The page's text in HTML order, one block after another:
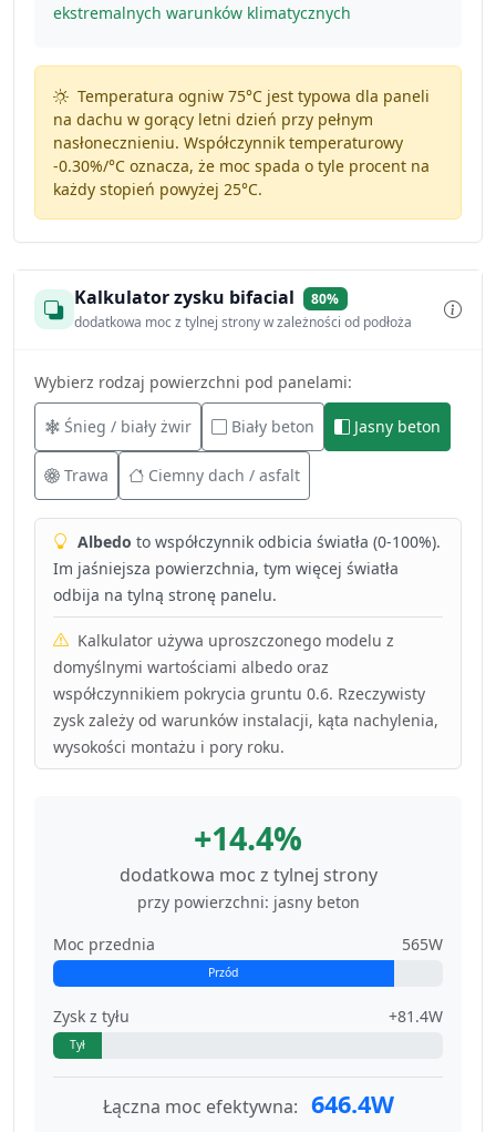
ekstremalnych warunków klimatycznych
Temperatura ogniw 75°C jest typowa dla paneli
na dachu w gorący letni dzień przy pełnym
nasłonecznieniu. Współczynnik temperaturowy
-0.30%/°Coznacza, że moc spada o tyle procent na
każdy stopień powyżej 25°C.
Kalkulator zysku bifacial
80%
dodatkowa moc z tylnej strony w zależności od podłoża
Wybierz rodzaj powierzchni pod panelami:
Śnieg / biały żwir Biały beton Jasny beton
Trawa Ciemny dach / asfalt
Albedo to współczynnik odbicia światła (0-100%).
Im jaśniejsza powierzchnia, tym więcej światła
odbija na tylną stronę panelu.
Kalkulator używa uproszczonego modelu z
domyślnymi wartościami albedo oraz
współczynnikiem pokrycia gruntu 0.6. Rzeczywisty
zysk zależy od warunków instalacji, kąta nachylenia,
wysokości montażu i pory roku.
+14.4%
dodatkowa moc z tylnej strony
przy powierzchni: jasny beton
Moc przednia
565W
Przód
Zysk z tyłu +81.4W
Tył
Łączna moc efektywna: 646.4W